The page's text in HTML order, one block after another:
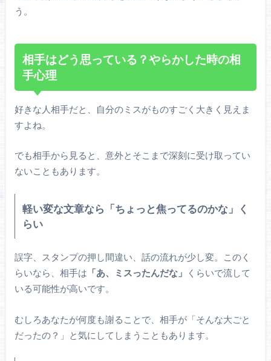
う。
相手はどう思っている？やらかした時の相
手心理
好きな人相手だと、自分のミスがものすごく大きく見えま
すよね。
でも相手から見ると、意外とそこまで深刻に受け取ってい
ないこともあります。
軽い変な文章なら「ちょっと焦ってるのかな」く
らい
誤字、スタンプの押し間違い、話の流れが少し変。このく
らいなら、相手は 「あ、ミスったんだな」
くらいで流して
いる可能性が高いです。
むしろあなたが何度も謝ることで、相手が「そんな大ごと
だったの？」と気にしてしまうこともあります。